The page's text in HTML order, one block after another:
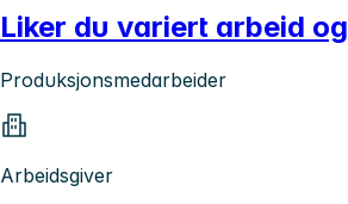
Liker du variert arbeid
Produksjonsmedarbeider
Arbeidsgiver